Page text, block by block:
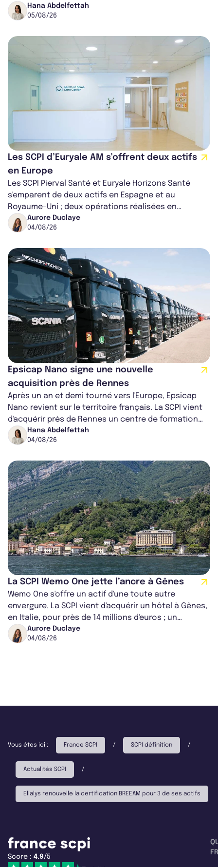
capitalisation portée à 1,38 Md€....
Hana Abdelfettah
05/08/26
Les SCPI d’Euryale AM s’offrent deux actifs
en Europe
Les SCPI Pierval Santé et Euryale Horizons Santé
s'emparent de deux actifs en Espagne et au
Royaume-Uni ; deux opérations réalisées en
partenariat. Ces co-acquisitions permettent a...
Aurore Duclaye
04/08/26
Epsicap Nano signe une nouvelle
acquisition près de Rennes
Après un an et demi tourné vers l'Europe, Epsicap
Nano revient sur le territoire français. La SCPI vient
d'acquérir près de Rennes un centre de formation
pour conducteurs poids lou...
Hana Abdelfettah
04/08/26
La SCPI Wemo One jette l’ancre à Gênes
Wemo One s'offre un actif d'une toute autre
envergure. La SCPI vient d'acquérir un hôtel à Gênes,
en Italie, pour près de 14 millions d'euros ; un
montant qui fait entorse avec ses...
Aurore Duclaye
04/08/26
Vous êtes ici : France SCPI / SCPI définition /
Actualités SCPI /
Elialys renouvelle la certification BREEAM pour 3 de ses actifs
Score : 4.9/5